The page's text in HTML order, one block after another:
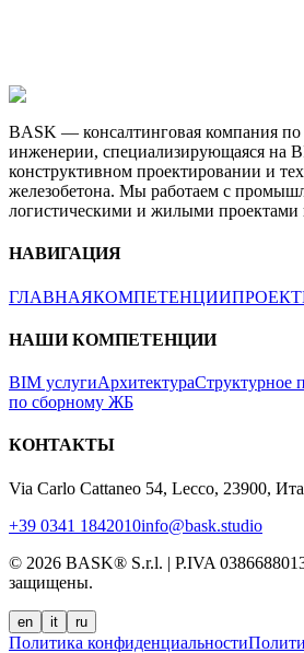
BASK — консалтинговая компания по
инженерии, специализирующаяся на
конструктивном проектировании и
железобетона. Мы работаем с
логистическими и жилыми проектами
НАВИГАЦИЯ
ГЛАВНАЯКОМПЕТЕНЦИИ
НАШИ КОМПЕТЕНЦИИ
BIM услугиАрхитектураСтруктурное
по сборному ЖБ
КОНТАКТЫ
Via Carlo Cattaneo 54, Lecco, 23900,
+39 0341 1842010info@bask.studio
© 2026 BASK® S.r.l. | P.IVA
защищены.
en it ru
Политика конфиденциальности